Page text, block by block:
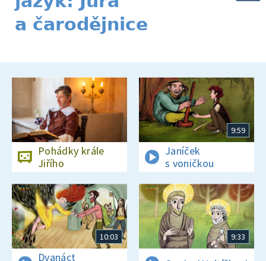
a čarodějnice
Pohádky krále
Jiřího
9:59
Janíček
s voničkou
10:03
Dvanáct
9:33